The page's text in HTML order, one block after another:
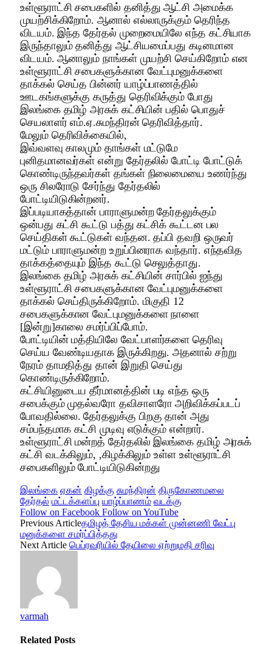
உள்ளூராட்சி சபைகளில் தனித்து ஆட்சி அமைக்க
முயற்சிக்கிறோம். ஆனால் எல்லாருக்கும் தெரிந்த
விடயம். இந்த தேர்தல் முறைமையிலே எந்த கட்சியாக
இருந்தாலும் தனித்து ஆட்சியமைப்பது கடினமான
விடயம். ஆனாலும் நாங்கள் முயற்சி செய்கிறோம் என
உள்ளூராட்சி சபைகளுக்கான வேட்புமனுக்களை
தாக்கல் செய்த பின்னர் யாழ்ப்பாணத்தில்
ஊடகங்களுக்கு கருத்து தெரிவிக்கும் போது
இலங்கை தமிழ் அரசுக் கட்சியின் பதில் பொதுச்
செயலாளர் எம்.ஏ.சுமந்திரன் தெரிவித்தார்.
மேலும் தெரிவிக்கையில்,
இவ்வளவு காலமும் தாங்கள் மட்டுமே
புனிதமானவர்கள் என்று தேர்தலில் போட்டி போட்டுக்
கொண்டிருந்தவர்கள் தங்கள் நிலைமையை உணர்ந்து
ஒரு சிலரோடு சேர்ந்து தேர்தலில்
போட்டியிடுகின்றனர்.
இப்படியாகத்தான் பாராளுமன்ற தேர்தலுக்கும்
ஒன்பது கட்சி கூட்டு பத்து கட்சிக் கூட்டன பல
செய்திகள் கூட்டுகள் வந்தன. தப்பி தவறி ஒருவர்
மட்டும் பாராளுமன்ற உறுப்பினராக வந்தார். எந்தவித
தாக்கத்தையும் இந்த கூட்டு செலுத்தாது.
இலங்கை தமிழ் அரசுக் கட்சியின் சார்பில் ஐந்து
உள்ளூராட்சி சபைகளுக்கான வேட்புமனுக்களை
தாக்கல் செய்திருக்கிறோம். மிகுதி 12
சபைகளுக்கான வேட்புமனுக்களை நாளை
[இன்று]காலை சமர்ப்பிப்போம்.
போட்டியின் மத்தியிலே வேட்பாளர்களை தெரிவு
செய்ய வேண்டியதாக இருக்கிறது. அதனால் சற்று
நேரம் தாமதித்து தான் இறுதி செய்து
கொண்டிருக்கிறோம்.
கட்சியினுடைய தீர்மானத்தின் படி எந்த ஒரு
சபைக்கும் முதல்வரோ தவிசாளரோ அறிவிக்கப்படப்
போவதில்லை. தேர்தலுக்கு பிறகு தான் அது
சம்பந்தமாக கட்சி முடிவு எடுக்கும் என்றார்.
உள்ளூராட்சி மன்றத் தேர்தலில் இலங்கை தமிழ் அரசுக்
கட்சி வடக்கிலும், ,கிழக்கிலும் உள்ள உள்ளூராட்சி
சபைகளிலும் போட்டியிடுகின்றது
இலங்கை ஏகன் கிழக்கு சுமந்திரன் திருகோணமலை
தேர்தல் மட்டக்களப்பு யாழ்ப்பாணம் வடக்கு
Follow on Facebook Follow on YouTube
Previous Articleதமிழத் தேசிய மக்கள் முன்னணி வேட்பு
மனுக்களை சமர்ப்பித்தது
Next Article பெப்ரவரியில் தேயிலை ஏற்றுமதி சரிவு
varmah
Related Posts